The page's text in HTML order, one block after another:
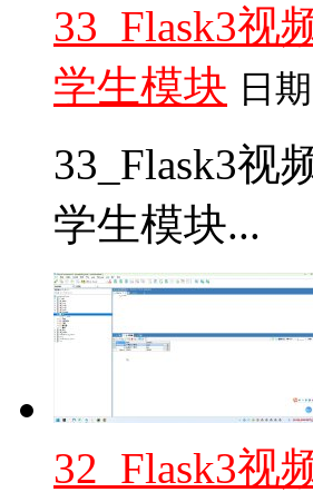
33_Flask3视
学生模块 日期
33_Flask3视
学生模块...
32_Flask3视